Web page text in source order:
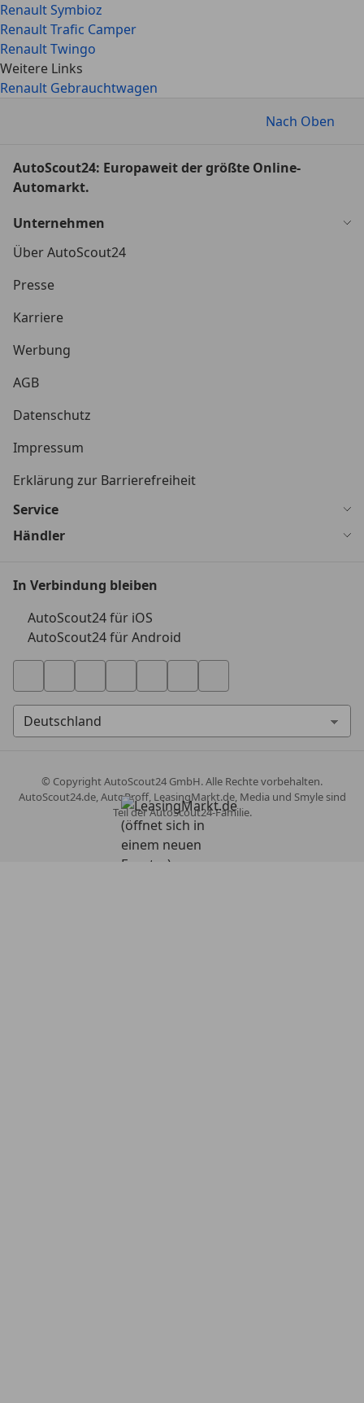
Renault Symbioz
Renault Trafic Camper
Renault Twingo
Weitere Links
Renault Gebrauchtwagen
Nach Oben
AutoScout24: Europaweit der größte Online-
Automarkt.
Unternehmen
Über AutoScout24
Presse
Karriere
Werbung
AGB
Datenschutz
Impressum
Erklärung zur Barrierefreiheit
Service
Händler
In Verbindung bleiben
AutoScout24 für iOS
AutoScout24 für Android
© CopyrightAutoScout24 GmbH. Alle Rechte vorbehalten.
AutoScout24.de, AutoProff, LeasingMarkt.de, Media und Smyle sind
Teil der AutoScout24-Familie.